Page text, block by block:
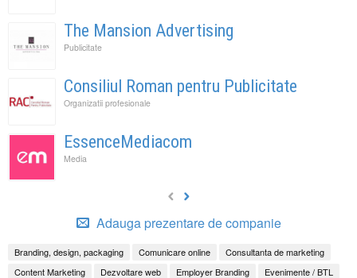
The Mansion Advertising
Publicitate
Consiliul Roman pentru Publicitate
Organizatii profesionale
EssenceMediacom
Media
Adauga prezentare de companie
Branding, design, packaging Comunicare online
Consultanta de marketing
Content Marketing
Dezvoltare web Employer Branding Evenimente / BTL